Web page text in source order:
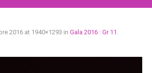
2016 at 1940×1293 in Gala 2016 : Gr 11 .